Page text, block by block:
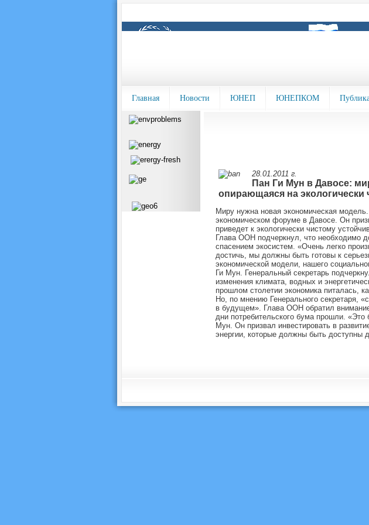
Главная Новости ЮНЕП ЮНЕПКОМ
28.01.2011 г.
Пан Ги Мун в Давосе:
опирающаяся на экологически
Миру нужна новая экономическая
экономическом форуме в Давосе. Он
приведет к экологически чистому
Глава ООН подчеркнул, что необходимо
спасением экосистем. «Очень легко
достичь, мы должны быть готовы к
экономической модели, нашего
Ги Мун. Генеральный секретарь
изменения климата, водных и
прошлом столетии экономика питалась,
Но, по мнению Генерального секретаря,
в будущем». Глава ООН обратил
дни потребительского бума прошли.
Мун. Он призвал инвестировать в
энергии, которые должны быть доступны